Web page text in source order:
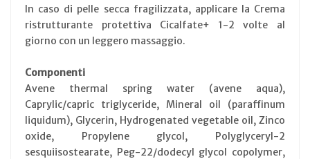
In caso di pelle secca fragilizzata, applicare la Crema
ristrutturante protettiva Cicalfate+ 1-2 volte al
giorno con un leggero massaggio.
Componenti
Avene thermal spring water (avene aqua),
Caprylic/capric triglyceride, Mineral oil (paraffinum
liquidum), Glycerin, Hydrogenated vegetable oil, Zinco
oxide, Propylene glycol, Polyglyceryl-2
sesquiisostearate, Peg-22/dodecyl glycol copolymer,